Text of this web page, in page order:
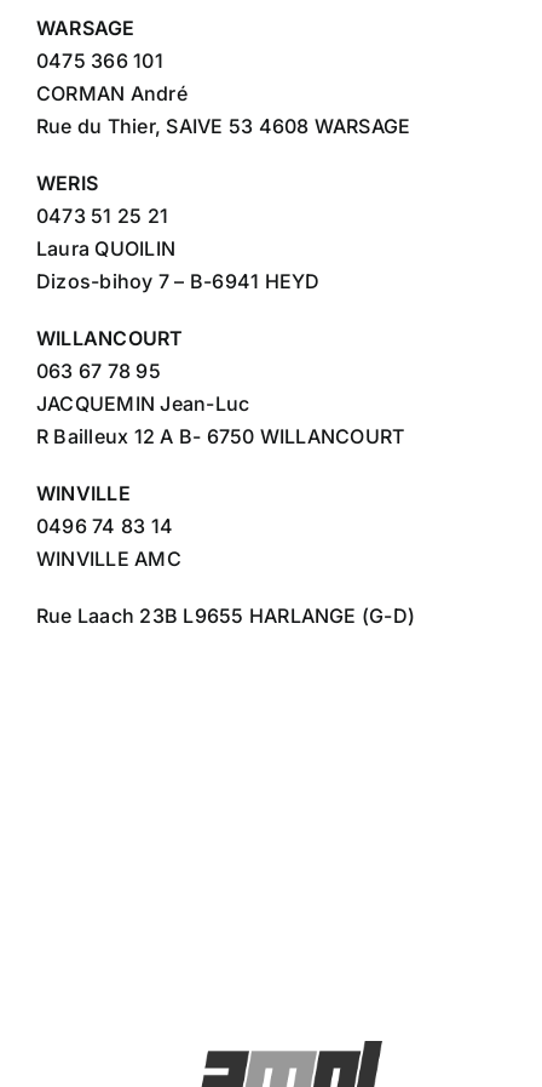
WARSAGE
0475 366 101
CORMAN André
Rue du Thier, SAIVE 53 4608 WARSAGE
WERIS
0473 51 25 21
Laura QUOILIN
Dizos-bihoy 7 – B-6941 HEYD
WILLANCOURT
063 67 78 95
JACQUEMIN Jean-Luc
R Bailleux 12 A B- 6750 WILLANCOURT
WINVILLE
0496 74 83 14
WINVILLE AMC
Rue Laach 23B L9655 HARLANGE (G-D)